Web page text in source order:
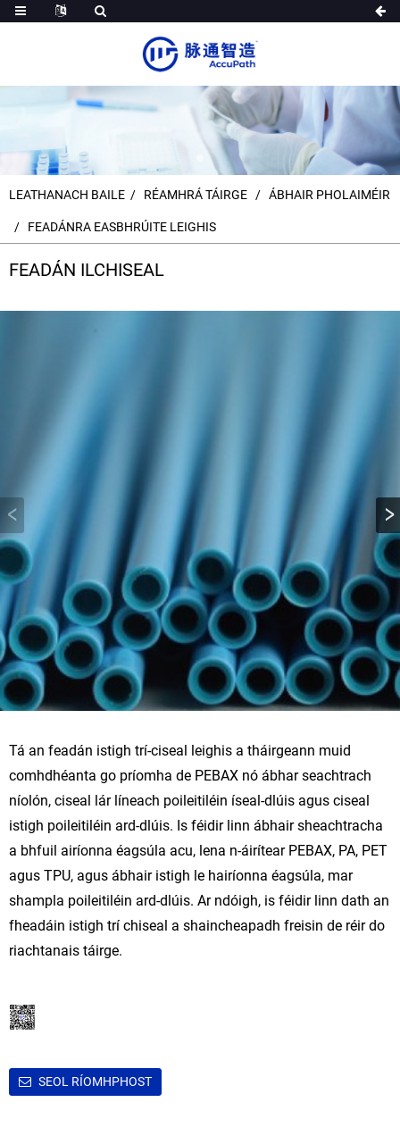
LEATHANACH BAILE RÉAMHRÁ TÁIRGE ÁBHAIR PHOLAIMÉIR
FEADÁNRA EASBHRÚITE LEIGHIS
FEADÁN ILCHISEAL
Tá an feadán istigh trí-ciseal leighis a tháirgeann muid
comhdhéanta go príomha de PEBAX nó ábhar seachtrach
níolón, ciseal lár líneach poileitiléin íseal-dlúis agus ciseal
istigh poileitiléin ard-dlúis. Is féidir linn ábhair sheachtracha
a bhfuil airíonna éagsúla acu, lena n-áirítear PEBAX, PA, PET
agus TPU, agus ábhair istigh le hairíonna éagsúla, mar
shampla poileitiléin ard-dlúis. Ar ndóigh, is féidir linn dath an
fheadáin istigh trí chiseal a shaincheapadh freisin de réir do
riachtanais táirge.
SEOL RÍOMHPHOST